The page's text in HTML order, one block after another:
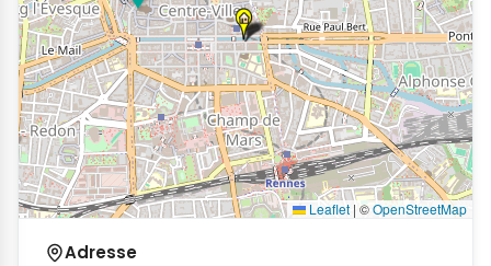
Leaflet | ©OpenStreetMap
Adresse